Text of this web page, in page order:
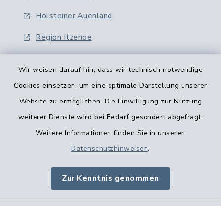
Wir weisen darauf hin, dass wir technisch notwendige
Cookies einsetzen, um eine optimale Darstellung unserer
Website zu ermöglichen. Die Einwilligung zur Nutzung
weiterer Dienste wird bei Bedarf gesondert abgefragt.
Weitere Informationen finden Sie in unseren
Datenschutzhinweisen.
Zur Kenntnis genommen
Holsteiner Auenland
Region Itzehoe
Barrierefreiheit
Impressum